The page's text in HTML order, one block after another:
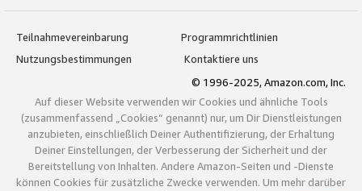
Teilnahmevereinbarung
Programmrichtlinien
Nutzungsbestimmungen
Kontaktiere uns
© 1996-2025, Amazon.com, Inc.
Auf dieser Website verwenden wir Cookies und ähnliche Tools
(zusammenfassend „Cookies“ genannt) nur, um Dir Dienstleistungen
anzubieten, einschließlich Deiner Authentifizierung, der Erhaltung
Deiner Einstellungen, der Verbesserung der Sicherheit und der
Bereitstellung von Inhalten. Andere Amazon-Seiten und -Dienste
können Cookies für zusätzliche Zwecke verwenden. Um mehr darüber